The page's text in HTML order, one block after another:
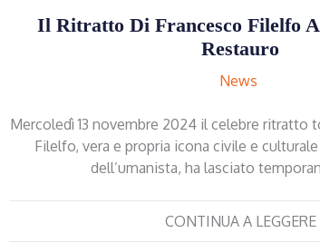
Il Ritratto Di Francesco Filelfo
Restauro
News
Mercoledì 13 novembre 2024 il celebre ritratto
Filelfo, vera e propria icona civile e
dell’umanista, ha lasciato
CONTINUA A LEGGERE